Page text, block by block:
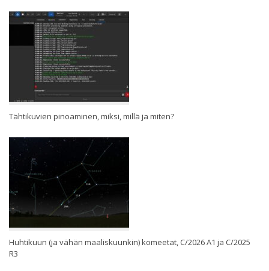
Tähtikuvien pinoaminen, miksi, millä ja miten?
Huhtikuun (ja vähän maaliskuunkin) komeetat, C/2026 A1 ja C/2025
R3